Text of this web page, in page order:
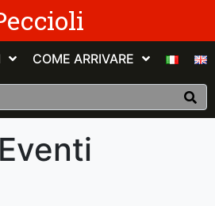
COME ARRIVARE
Eventi